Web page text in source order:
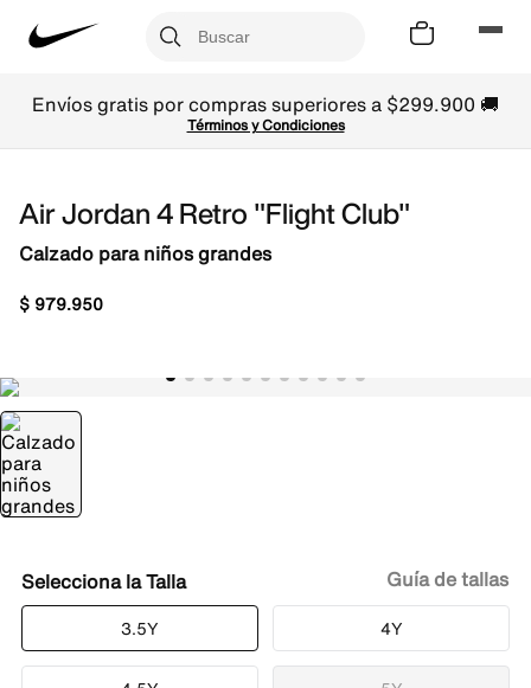
Envíos gratis por compras superiores a $299.900 🚚
Términos y Condiciones
Air Jordan 4 Retro "Flight Club"
Calzado para niños grandes
$ 979.950
Talla
3.5Y 4Y
Guía de tallas